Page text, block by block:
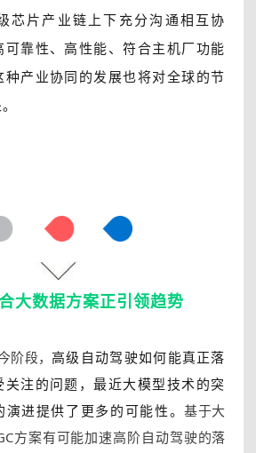
芯片产业链上下充分沟通相互协
靠性、高性能、符合主机厂功能
种产业协同的发展也将对全球的节
大数据方案正引领趋势
阶段，高级自动驾驶如何能真正落
注的问题，最近大模型技术的突
演进提供了更多的可能性。基于大
方案有可能加速高阶自动驾驶的落